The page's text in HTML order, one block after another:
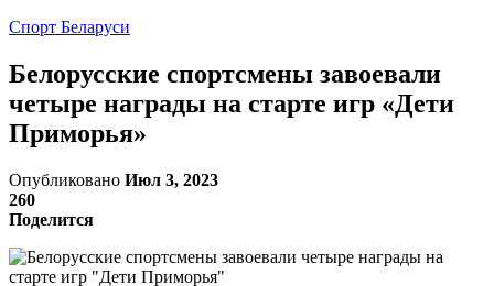
Спорт Беларуси
Белорусские спортсмены завоевали
четыре награды на старте игр «Дети
Приморья»
Опубликовано Июл 3, 2023
260
Поделится